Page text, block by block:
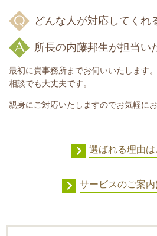
どんな人が対応してくれ
所長の内藤邦生が担当い
最初に貴事務所までお伺いいたします
相談でも大丈夫です。
親身にご対応いたしますのでお気軽にお
選ばれる理由
サービスのご案